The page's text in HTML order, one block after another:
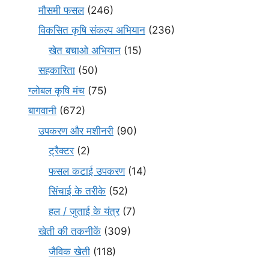
मौसमी फसल(246)
विकसित कृषि संकल्प अभियान (236)
खेत बचाओ अभियान (15)
सहकारिता (50)
ग्लोबल कृषि मंच (75)
बागवानी (672)
उपकरण और मशीनरी (90)
ट्रैक्टर(2)
फसल कटाई उपकरण(14)
सिंचाई के तरीके (52)
हल / जुताई के यंत्र(7)
खेती की तकनीकें (309)
जैविक खेती (118)